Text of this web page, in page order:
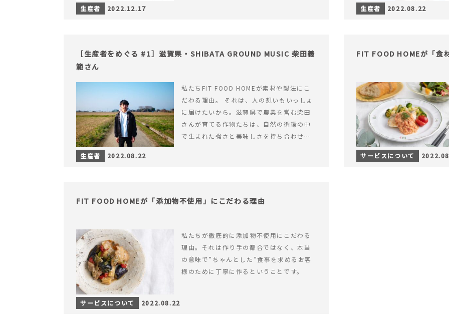
生産者 2022.12.17 生産者 2022.08.22
［生産者をめぐる #1］滋賀県・SHIBATA GROUND MUSIC 柴田義
範さん
私たちFIT FOOD HOMEが素材や製法にこ
だわる理由。 それは、人の想いもいっしょ
に届けたいから。滋賀県で農業を営む柴田
さんが育てる作物たちは、自然の循環の中
で生まれた強さと美味しさを持ち合わせて
生産者
2022.08.22
FIT FOOD HOMEが「食
サービスについて
FIT FOOD HOMEが「添加物不使用」にこだわる理由
私たちが徹底的に添加物不使用にこだわる
理由。それは作り手の都合ではなく、本当
の意味で”ちゃんとした”食事を求めるお客
様のために丁寧に作るということです。
サービスについて 2022.08.22